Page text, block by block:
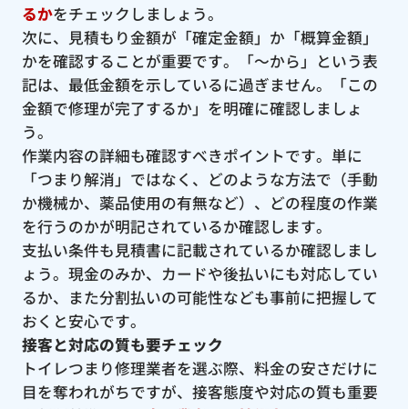
るかをチェックしましょう。
次に、見積もり金額が「確定金額」か「概算金額」
かを確認することが重要です。「〜から」という表
記は、最低金額を示しているに過ぎません。「この
金額で修理が完了するか」を明確に確認しましょ
う。
作業内容の詳細も確認すべきポイントです。単に
「つまり解消」ではなく、どのような方法で（手動
か機械か、薬品使用の有無など）、どの程度の作業
を行うのかが明記されているか確認します。
支払い条件も見積書に記載されているか確認しまし
ょう。現金のみか、カードや後払いにも対応してい
るか、また分割払いの可能性なども事前に把握して
おくと安心です。
接客と対応の質も要チェック
トイレつまり修理業者を選ぶ際、料金の安さだけに
目を奪われがちですが、接客態度や対応の質も重要